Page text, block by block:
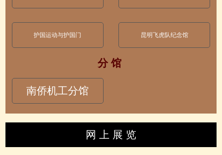
护国运动与护国门 昆明飞虎队纪念馆
分 馆
南侨机工分馆
网 上 展 览